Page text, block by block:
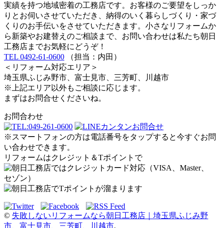
実績を持つ地域密着の工務店です。お客様のご要望をしっか
りとお伺いさせていただき、納得のいく暮らしづくり・家づ
くりのお手伝いをさせていただきます。小さなリフォームか
ら新築やお建替えのご相談まで、お問い合わせは私たち朝日
工務店までお気軽にどうぞ！
TEL 0492-61-0600 （担当：内田）
＜リフォーム対応エリア＞
埼玉県ふじみ野市、富士見市、三芳町、川越市
※上記エリア以外もご相談に応じます。
まずはお問合せくださいね。
お問合わせ
※スマートフォンの方は電話番号をタップすると今すぐお問
い合わせできます。
リフォームはクレジット＆Tポイントで
© 失敗しないリフォームなら朝日工務店｜埼玉県ふじみ野
市、富士見市、三芳町、川越市.